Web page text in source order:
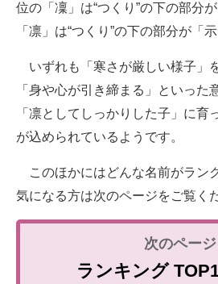
位の「凜」は“つくり”の下の部分
「凛」は“つくり”の下の部分が「
いずれも「寒さが厳しい様子」
「身や心が引き締まる」といった
「凛としてしっかりした子」に育
が込められているようです。
このほかにはどんな名前がラン
気になる方は次のページをご覧く
ランキング